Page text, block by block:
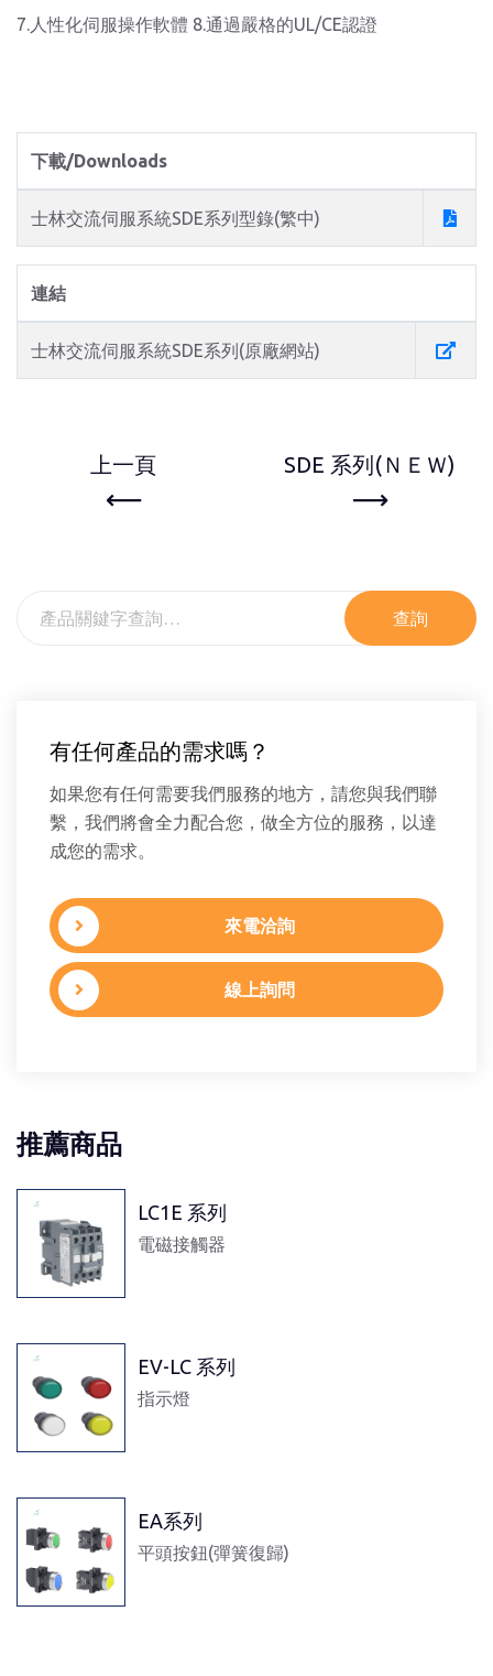
查詢
有任何產品的需求嗎？
如果您有任何需要我們服務的地方，請您與我們聯
繫，我們將會全力配合您，做全方位的服務，以達
成您的需求。
來電洽詢
線上詢問
推薦商品
LC1E 系列
電磁接觸器
EV-LC 系列
指示燈
EA系列
平頭按鈕(彈簧復歸)
7.人性化伺服操作軟體 8.通過嚴格的UL/CE認證
下載/Downloads
士林交流伺服系統SDE系列型錄(繁中)
連結
士林交流伺服系統SDE系列(原廠網站)
上一頁 SDE 系列(ＮＥＷ)